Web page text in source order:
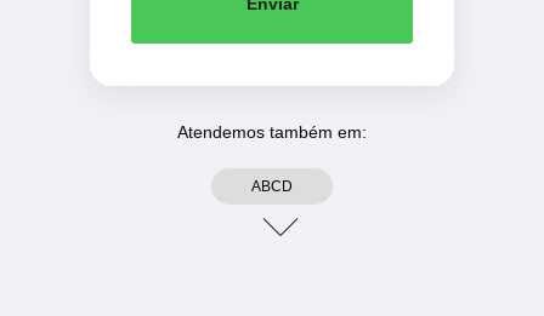
Enviar
Atendemos também em:
ABCD